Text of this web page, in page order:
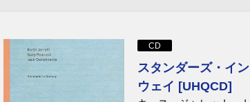
CD
スタンダーズ・イ
ウェイ [UHQCD]